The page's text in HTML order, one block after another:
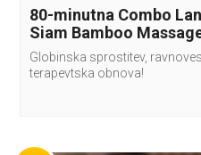
80-minutna Combo
Siam Bamboo
Globinska sprostitev,
terapevtska obnova!